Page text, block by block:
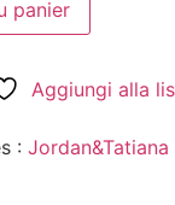
panier
Aggiungi alla
: